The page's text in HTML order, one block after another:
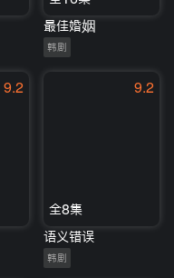
最佳婚姻
韩剧
9.2 9.2
全8集
语义错误
韩剧